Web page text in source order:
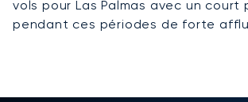
vols pour Las Palmas avec un court
pendant ces périodes de forte